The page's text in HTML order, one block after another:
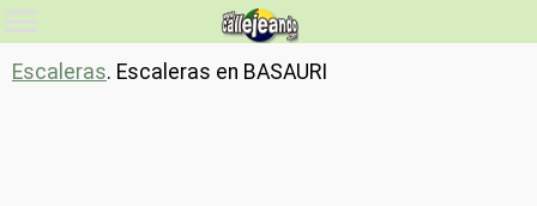
Escaleras. Escaleras en BASAURI